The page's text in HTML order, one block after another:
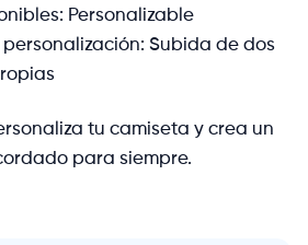
Personalizable
Subida de dos
tu camiseta y crea un
para siempre.